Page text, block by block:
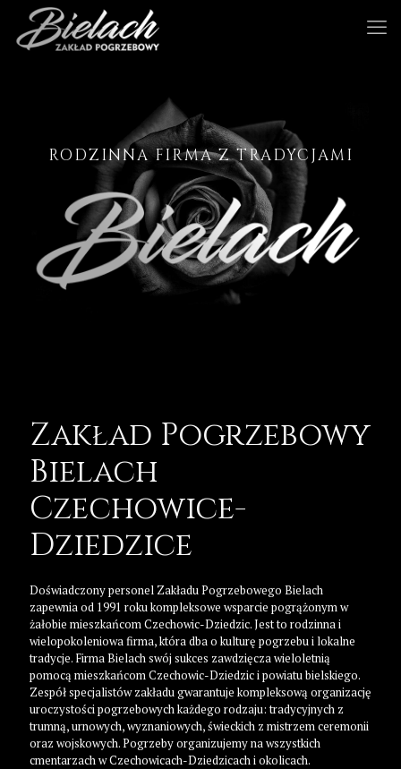
RODZINNA FIRMA Z TRADYCJAMI
Zakład Pogrzebowy
Bielach
Czechowice-
Dziedzice
Doświadczony personel Zakładu Pogrzebowego Bielach
zapewnia od 1991 roku kompleksowe wsparcie pogrążonym w
żałobie mieszkańcom Czechowic-Dziedzic. Jest to rodzinna i
wielopokoleniowa firma, która dba o kulturę pogrzebu i lokalne
tradycje. Firma Bielach swój sukces zawdzięcza wieloletnią
pomocą mieszkańcom Czechowic-Dziedzic i powiatu bielskiego.
Zespół specjalistów zakładu gwarantuje kompleksową organizację
uroczystości pogrzebowych każdego rodzaju: tradycyjnych z
trumną, urnowych, wyznaniowych, świeckich z mistrzem ceremonii
oraz wojskowych. Pogrzeby organizujemy na wszystkich
cmentarzach w Czechowicach-Dziedzicach i okolicach.